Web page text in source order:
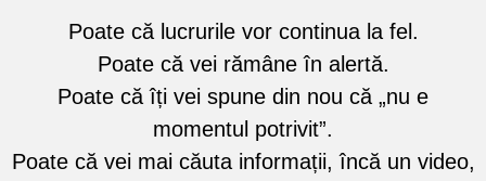
Poate că lucrurile vor continua la fel.
Poate că vei rămâne în alertă.
Poate că îți vei spune din nou că „nu e
momentul potrivit”.
Poate că vei mai căuta informații, încă un video,